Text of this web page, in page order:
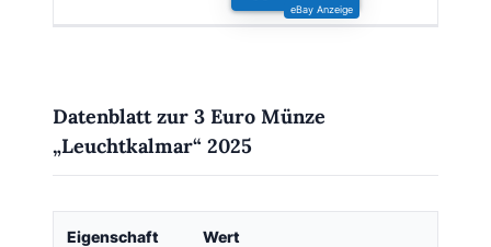
Datenblatt zur 3 Euro Münze
„Leuchtkalmar“ 2025
Eigenschaft Wert